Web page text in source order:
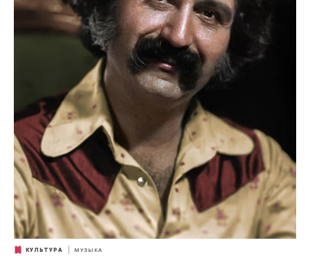
КУЛЬТУРА МУЗЫКА